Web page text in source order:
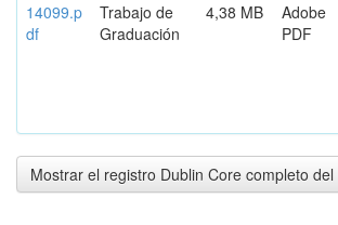
14099.p
df
Trabajo de
Graduación
4,38 MB
Adobe
PDF
Mostrar el registro Dublin Core completo del